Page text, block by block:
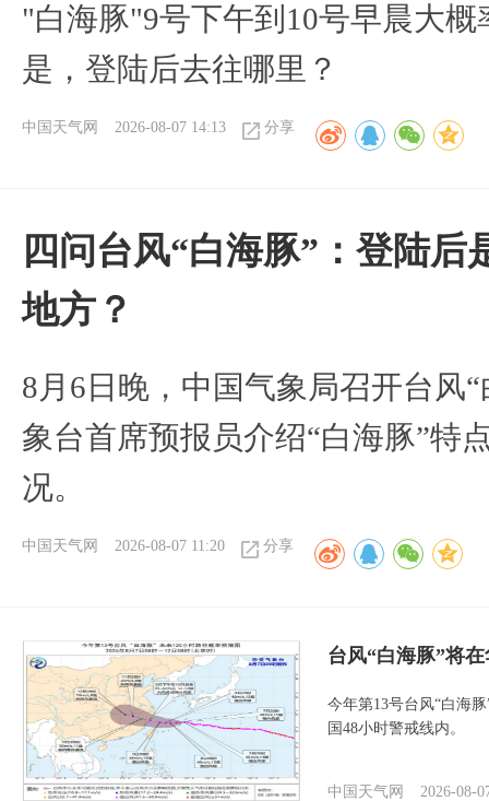
"白海豚"9号下午到10号早晨大
是，登陆后去往哪里？
中国天气网 2026-08-07 14:13 分享
四问台风“白海豚”：登陆
地方？
8月6日晚，中国气象局召开台风
象台首席预报员介绍“白海豚”特
况。
中国天气网 2026-08-07 11:20 分享
台风“白海豚”将
今年第13号台风“白海
国48小时警戒线内。
中国天气网 2026-08-